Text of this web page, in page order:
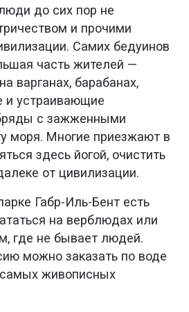
до сих пор не
и прочими
Самих бедуинов
часть жителей —
варганах, барабанах,
и устраивающие
с зажженными
моря. Многие приезжают в
здесь йогой, очистить
от цивилизации.
Габр-Иль-Бент есть
на верблюдах или
где не бывает людей.
можно заказать по воде
живописных